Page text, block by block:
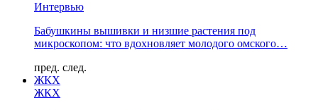
Интервью
Бабушкины вышивки и низшие растения под
микроскопом: что вдохновляет молодого омского…
пред. след.
ЖКХ
ЖКХ